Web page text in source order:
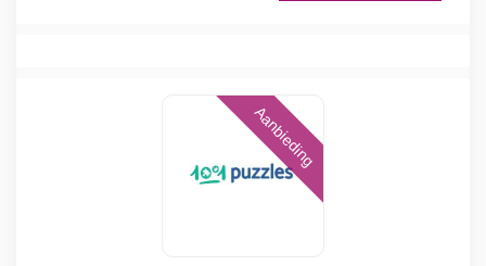
Aanbieding